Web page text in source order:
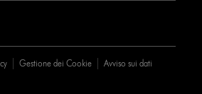
Gestione dei Cookie Avviso sui dati